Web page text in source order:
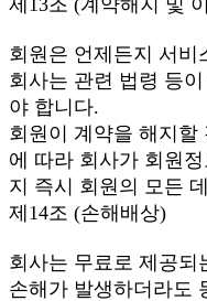
회원은 언제든지 서비
회사는 관련 법령 등
야 합니다.
회원이 계약을 해지할
에 따라 회사가 회원
지 즉시 회원의 모든
제14조 (손해배상)
회사는 무료로 제공되
손해가 발생하더라도